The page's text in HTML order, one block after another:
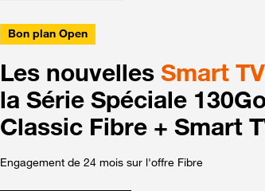
Bon plan Open
Les nouvelles Smart
la Série Spéciale
Classic Fibre + Smart
Engagement de 24 mois sur l'offre Fibre